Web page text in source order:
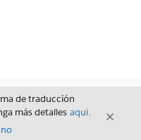
de traducción
más detalles aquí.
Cerrar